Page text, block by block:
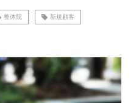
整体院 新規顧客